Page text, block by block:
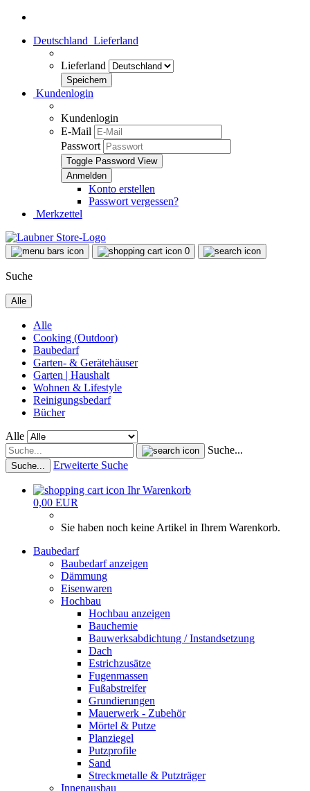
Deutschland Lieferland
Lieferland
Kundenlogin
Kundenlogin
E-Mail
Passwort
Toggle Password View
Konto erstellen
Passwort vergessen?
Merkzettel
0
Suche
Alle
Alle
Cooking (Outdoor)
Baubedarf
Garten- & Gerätehäuser
Garten | Haushalt
Wohnen & Lifestyle
Reinigungsbedarf
Bücher
Alle
Suche...
Suche... Erweiterte Suche
Ihr Warenkorb
0,00 EUR
Sie haben noch keine Artikel in Ihrem Warenkorb.
Baubedarf
Baubedarf anzeigen
Dämmung
Eisenwaren
Hochbau
Hochbau anzeigen
Bauchemie
Bauwerksabdichtung / Instandsetzung
Dach
Estrichzusätze
Fugenmassen
Fußabstreifer
Grundierungen
Mauerwerk - Zubehör
Mörtel & Putze
Planziegel
Putzprofile
Sand
Streckmetalle & Putzträger
Innenausbau